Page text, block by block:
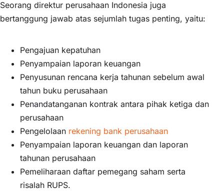
Seorang direktur perusahaan Indonesia juga
bertanggung jawab atas sejumlah tugas penting, yaitu:
Pengajuan kepatuhan
Penyampaian laporan keuangan
Penyusunan rencana kerja tahunan sebelum awal
tahun buku perusahaan
Penandatanganan kontrak antara pihak ketiga dan
perusahaan
Pengelolaan rekening bank perusahaan
Penyampaian laporan keuangan dan laporan
tahunan perusahaan
Pemeliharaan daftar pemegang saham serta
risalah RUPS.